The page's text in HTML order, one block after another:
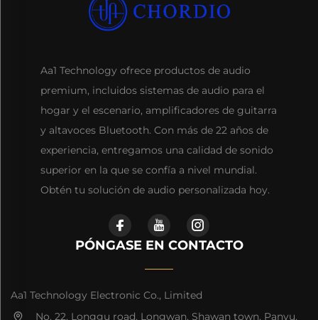
Aa1 Technology ofrece productos de audio
premium, incluidos sistemas de audio para el
hogar y el escenario, amplificadores de guitarra
y altavoces Bluetooth. Con más de 22 años de
experiencia, entregamos una calidad de sonido
superior en la que se confía a nivel mundial.
Obtén tu solución de audio personalizada hoy.
PÓNGASE EN CONTACTO
Aa1 Technology Electronic Co., Limited
No. 22, Longgu road, Longwan, Shawan town, Panyu,